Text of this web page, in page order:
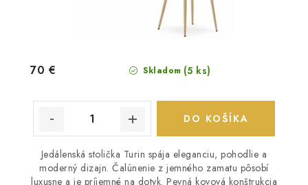
Skladom (5 ks)
70 €
DO KOŠÍKA
Jedálenská stolička Turin spája eleganciu, pohodlie a
moderný dizajn. Čalúnenie z jemného zamatu pôsobí
luxusne a je príjemné na dotyk. Pevná kovová konštrukcia